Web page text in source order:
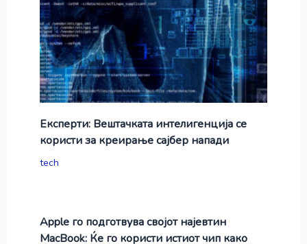
Експерти: Вештачката интелигенција се
користи за креирање сајбер напади
tech
Apple го подготвува својот најевтин
MacBook: Ќе го користи истиот чип како